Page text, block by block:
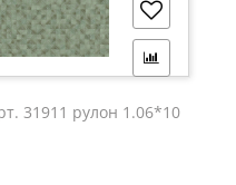
31911 рулон 1.06*10